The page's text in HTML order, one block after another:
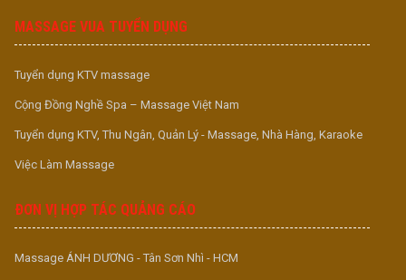
MASSAGE VUA TUYỂN DỤNG
Tuyển dụng KTV massage
Cộng Đồng Nghề Spa – Massage Việt Nam
Tuyển dụng KTV, Thu Ngân, Quản Lý - Massage, Nhà Hàng, Karaoke
Việc Làm Massage
ĐƠN VỊ HỢP TÁC QUẢNG CÁO
Massage ÁNH DƯƠNG - Tân Sơn Nhì - HCM